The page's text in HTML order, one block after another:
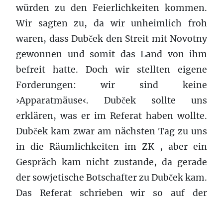
würden zu den Feierlichkeiten kommen.
Wir sagten zu, da wir unheimlich froh
waren, dass Dubček den Streit mit Novotny
gewonnen und somit das Land von ihm
befreit hatte. Doch wir stellten eigene
Forderungen: wir sind keine
›Apparatmäuse‹. Dubček sollte uns
erklären, was er im Referat haben wollte.
Dubček kam zwar am nächsten Tag zu uns
in die Räumlichkeiten im ZK , aber ein
Gespräch kam nicht zustande, da gerade
der sowjetische Botschafter zu Dubček kam.
Das Referat schrieben wir so auf der